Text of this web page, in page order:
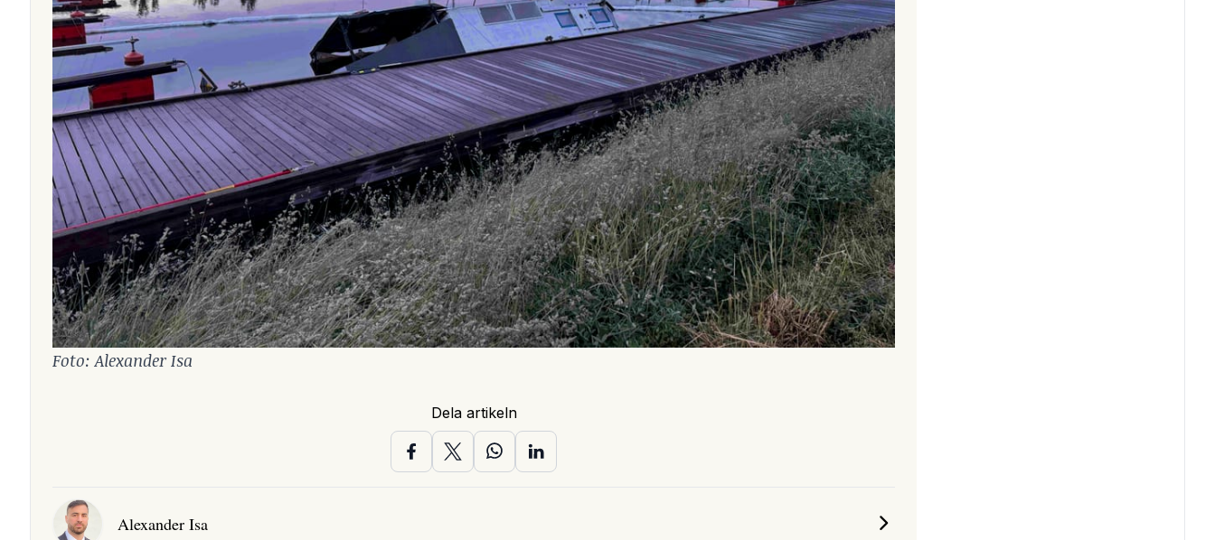
Foto: Alexander Isa
Dela artikeln
Alexander Isa